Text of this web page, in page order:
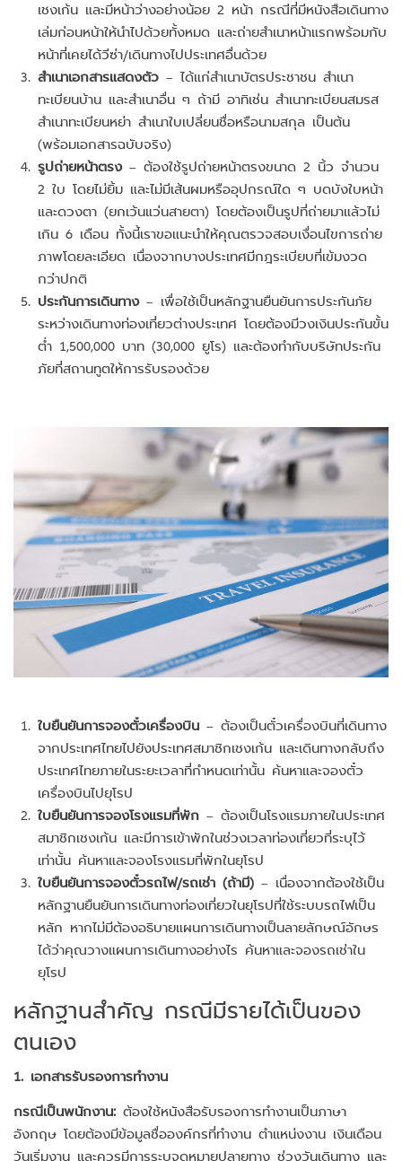
เชงเก้น และมีหน้าว่างอย่างน้อย 2 หน้า กรณีที่มีหนังสือเดินทาง
เล่มก่อนหน้าให้นำไปด้วยทั้งหมด และถ่ายสำเนาหน้าแรกพร้อมกับ
หน้าที่เคยได้วีซ่า/เดินทางไปประเทศอื่นด้วย
สำเนาเอกสารแสดงตัว– ได้แก่สำเนาบัตรประชาชน สำเนา
ทะเบียนบ้าน และสำเนาอื่น ๆ ถ้ามี อาทิเช่น สำเนาทะเบียนสมรส
สำเนาทะเบียนหย่า สำเนาใบเปลี่ยนชื่อหรือนามสกุล เป็นต้น
(พร้อมเอกสารฉบับจริง)
รูปถ่ายหน้าตรง– ต้องใช้รูปถ่ายหน้าตรงขนาด 2 นิ้ว จำนวน
2 ใบ โดยไม่ยิ้ม และไม่มีเส้นผมหรืออุปกรณ์ใด ๆ บดบังใบหน้า
และดวงตา (ยกเว้นแว่นสายตา) โดยต้องเป็นรูปที่ถ่ายมาแล้วไม่
เกิน 6 เดือน ทั้งนี้เราขอแนะนำให้คุณตรวจสอบเงื่อนไขการถ่าย
ภาพโดยละเอียด เนื่องจากบางประเทศมีกฎระเบียบที่เข้มงวด
กว่าปกติ
ประกันการเดินทาง– เพื่อใช้เป็นหลักฐานยืนยันการประกันภัย
ระหว่างเดินทางท่องเที่ยวต่างประเทศ โดยต้องมีวงเงินประกันขั้น
ต่ำ 1,500,000 บาท (30,000 ยูโร) และต้องทำกับบริษัทประกัน
ภัยที่สถานทูตให้การรับรองด้วย
ใบยืนยันการจองตั๋วเครื่องบิน– ต้องเป็นตั๋วเครื่องบินที่เดินทาง
จากประเทศไทยไปยังประเทศสมาชิกเชงเก้น และเดินทางกลับถึง
ประเทศไทยภายในระยะเวลาที่กำหนดเท่านั้น ค้นหาและจองตั๋ว
เครื่องบินไปยุโรป
ใบยืนยันการจองโรงแรมที่พัก– ต้องเป็นโรงแรมภายในประเทศ
สมาชิกเชงเก้น และมีการเข้าพักในช่วงเวลาท่องเที่ยวที่ระบุไว้
เท่านั้น ค้นหาและจองโรงแรมที่พักในยุโรป
ใบยืนยันการจองตั๋วรถไฟ/รถเช่า (ถ้ามี)– เนื่องจากต้องใช้เป็น
หลักฐานยืนยันการเดินทางท่องเที่ยวในยุโรปที่ใช้ระบบรถไฟเป็น
หลัก หากไม่มีต้องอธิบายแผนการเดินทางเป็นลายลักษณ์อักษร
ได้ว่าคุณวางแผนการเดินทางอย่างไร ค้นหาและจองรถเช่าใน
ยุโรป
หลักฐานสำคัญ กรณีมีรายได้เป็นของ
ตนเอง
1. เอกสารรับรองการทำงาน
กรณีเป็นพนักงาน: ต้องใช้หนังสือรับรองการทำงานเป็นภาษา
อังกฤษ โดยต้องมีข้อมูลชื่อองค์กรที่ทำงาน ตำแหน่งงาน เงินเดือน
วันเริ่มงาน และควรมีการระบุจุดหมายปลายทาง ช่วงวันเดินทาง และ